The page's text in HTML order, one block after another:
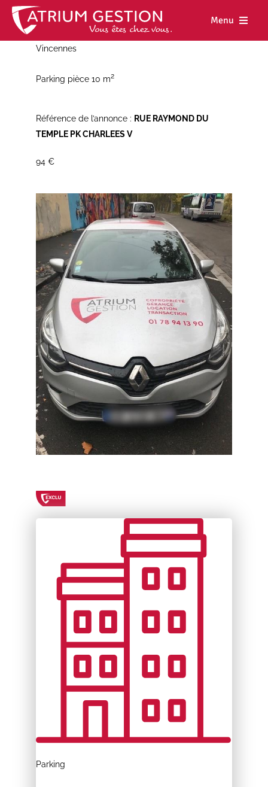
Skip
content
Menu
Nos
Nous
Vincennes
Parking pièce 10 m2
Référence de l’annonce : RUE RAYMOND DU
TEMPLE PK CHARLEES V
94 €
Parking